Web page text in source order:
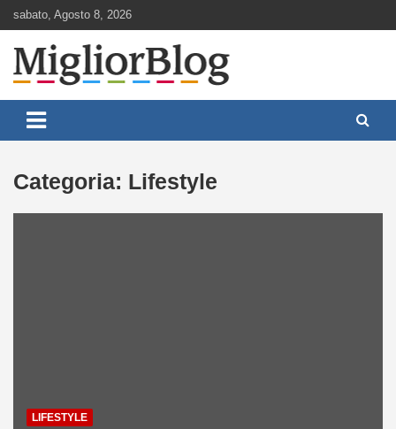
to
content
sabato, Agosto 8, 2026
MigliorBlog.it
Categoria: Lifestyle
LIFESTYLE